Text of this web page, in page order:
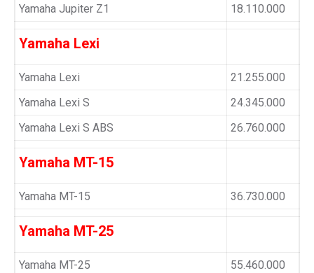
Yamaha Jupiter Z1
18.110.000
Yamaha Lexi
Yamaha Lexi
21.255.000
Yamaha Lexi S
24.345.000
Yamaha Lexi S ABS
26.760.000
Yamaha MT-15
Yamaha MT-15 36.730.000
Yamaha MT-25
Yamaha MT-25 55.460.000